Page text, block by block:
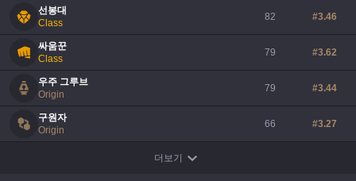
선봉대
Class
82 #3.46
싸움꾼
Class
79 #3.62
우주 그루브
Origin
79 #3.44
구원자
Origin
66 #3.27
더보기